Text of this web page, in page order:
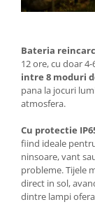
Bateria
12 ore, cu doar
intre 8 moduri
pana la jocuri
atmosfera.
Cu protectie
fiind ideale
ninsoare, vant
probleme. Tijele
direct in sol,
dintre lampi